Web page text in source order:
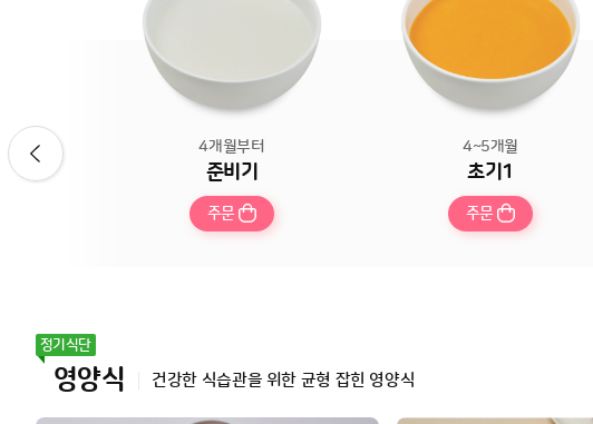
4개월부터
준비기
주문
4~5개월
초기1
주문
영양식 건강한 식습관을 위한 균형 잡힌 영양식